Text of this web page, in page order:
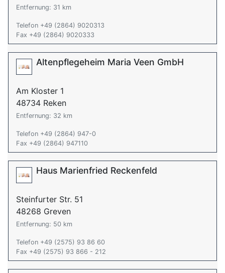
Entfernung: 31 km
Telefon +49 (2864) 9020313
Fax +49 (2864) 9020333
Altenpflegeheim Maria Veen GmbH
Am Kloster 1
48734 Reken
Entfernung: 32 km
Telefon +49 (2864) 947-0
Fax +49 (2864) 947110
Haus Marienfried Reckenfeld
Steinfurter Str. 51
48268 Greven
Entfernung: 50 km
Telefon +49 (2575) 93 86 60
Fax +49 (2575) 93 866 - 212